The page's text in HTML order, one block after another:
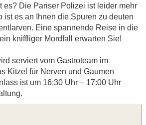
es? Die Pariser Polizei ist leider mehr
ist es an Ihnen die Spuren zu deuten
Eine spannende Reise in die
kniffliger Mordfall erwarten Sie!
serviert vom Gastroteam im
Kitzel für Nerven und Gaumen
ist um 16:30 Uhr – 17:00 Uhr